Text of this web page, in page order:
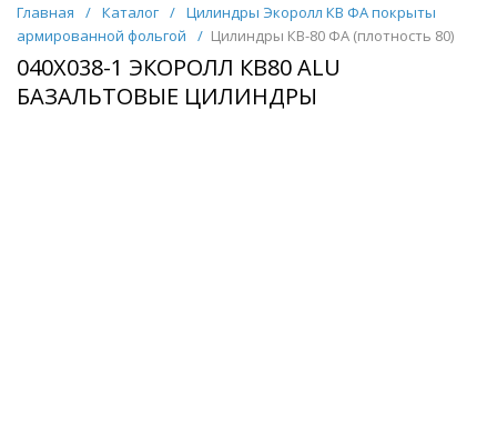
Главная / Каталог / Цилиндры Экоролл КВ ФА покрыты
армированной фольгой
/ Цилиндры КВ-80 ФА (плотность 80)
040Х038-1 ЭКОРОЛЛ КВ80 ALU
БАЗАЛЬТОВЫЕ ЦИЛИНДРЫ